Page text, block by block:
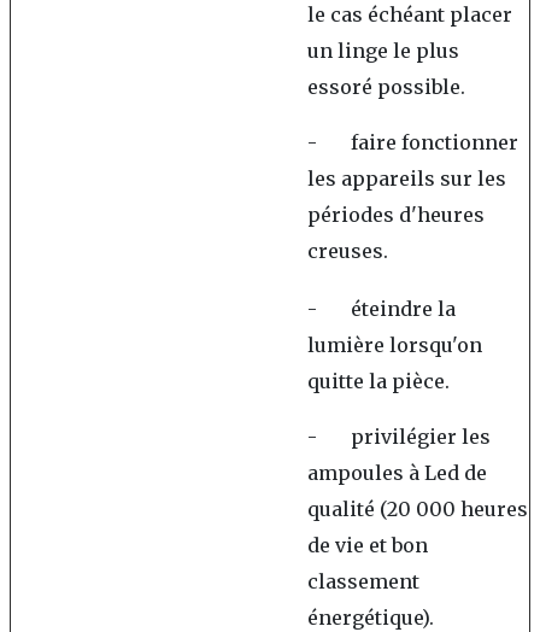
le cas échéant placer
un linge le plus
essoré possible.
- faire fonctionner
les appareils sur les
périodes d'heures
creuses.
- éteindre la
lumière lorsqu'on
quitte la pièce.
- privilégier les
ampoules à Led de
qualité (20 000 heures
de vie et bon
classement
énergétique).